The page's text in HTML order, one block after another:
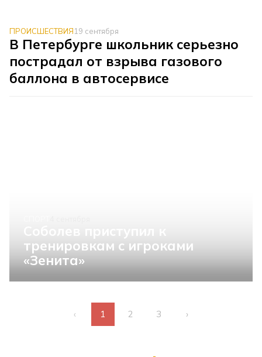
ПРОИСШЕСТВИЯ19 сентября
В Петербурге школьник серьезно
пострадал от взрыва газового
баллона в автосервисе
тренировкам с игроками
«Зенита»
‹ 1 2 3 ›